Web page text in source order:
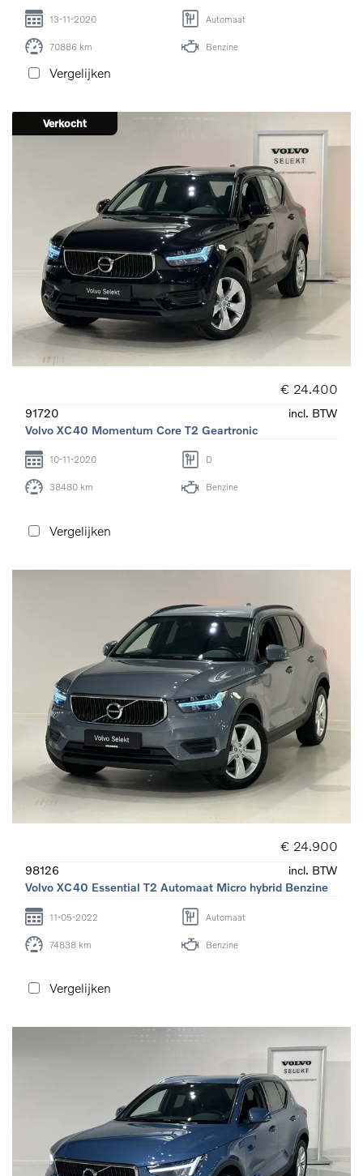
13-11-2020 Automaat
70886 km Benzine
Vergelijken
Verkocht
€ 24.400
91720
incl. BTW
Volvo XC40 Momentum Core T2 Geartronic
10-11-2020 D
38480 km Benzine
Vergelijken
€ 24.900
98126
incl. BTW
Volvo XC40 Essential T2 Automaat Micro hybrid Benzine
11-05-2022 Automaat
74838 km Benzine
Vergelijken